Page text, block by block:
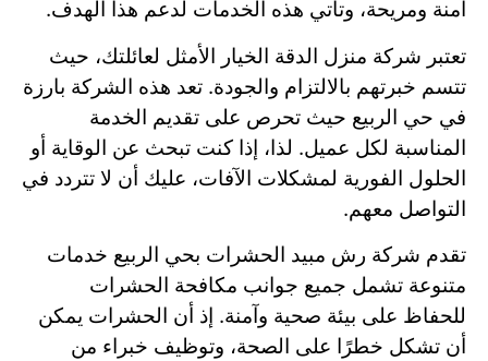
آمنة ومريحة، وتأتي هذه الخدمات لدعم هذا الهدف.
تعتبر شركة منزل الدقة الخيار الأمثل لعائلتك، حيث
تتسم خبرتهم بالالتزام والجودة. تعد هذه الشركة بارزة
في حي الربيع حيث تحرص على تقديم الخدمة
المناسبة لكل عميل. لذا، إذا كنت تبحث عن الوقاية أو
الحلول الفورية لمشكلات الآفات، عليك أن لا تتردد في
التواصل معهم.
تقدم شركة رش مبيد الحشرات بحي الربيع خدمات
متنوعة تشمل جميع جوانب مكافحة الحشرات
للحفاظ على بيئة صحية وآمنة. إذ أن الحشرات يمكن
أن تشكل خطرًا على الصحة، وتوظيف خبراء من